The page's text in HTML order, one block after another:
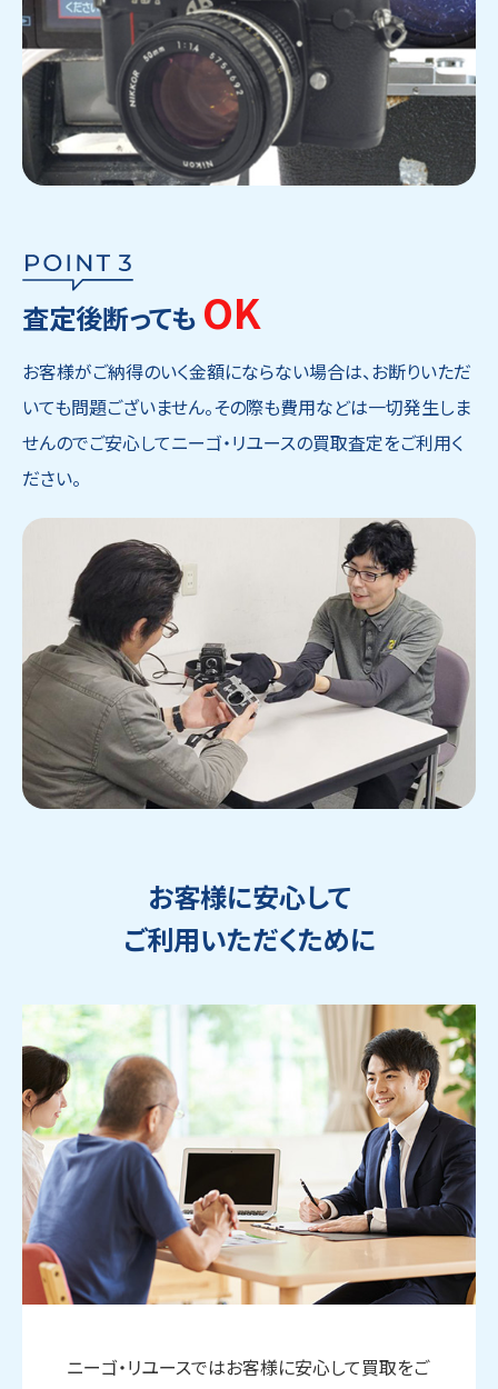
ウェブから1分 フリーダイヤル
査定後断っても OK
お客様がご納得のいく金額にならない場合は、お断りいただ
いても問題ございません。その際も費用などは一切発生しま
せんのでご安心してニーゴ・リユースの買取査定をご利用く
ださい。
お客様に安心して
ご利用いただくために
ニーゴ・リユースではお客様に安心して買取をご